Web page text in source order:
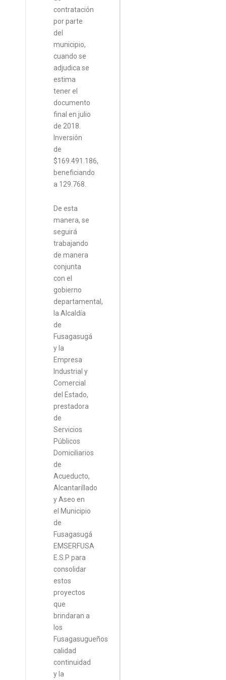
contratación
por parte
del
municipio,
cuando se
adjudica se
estima
tener el
documento
final en julio
de 2018.
Inversión
de
$169.491.186,
beneficiando
a 129.768.
De esta
manera, se
seguirá
trabajando
de manera
conjunta
con el
gobierno
departamental,
la Alcaldía
de
Fusagasugá
y la
Empresa
Industrial y
Comercial
del Estado,
prestadora
de
Servicios
Públicos
Domiciliarios
de
Acueducto,
Alcantarillado
y Aseo en
el Municipio
de
Fusagasugá
EMSERFUSA
E.S.P para
consolidar
estos
proyectos
que
brindaran a
los
Fusagasugueños
calidad
continuidad
y la